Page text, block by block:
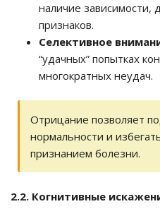
наличие зависимости,
признаков.
Селективное
“удачных” попытках
многократных неудач.
Отрицание позволяет
нормальности и
признанием болезни.
2.2. Когнитивные